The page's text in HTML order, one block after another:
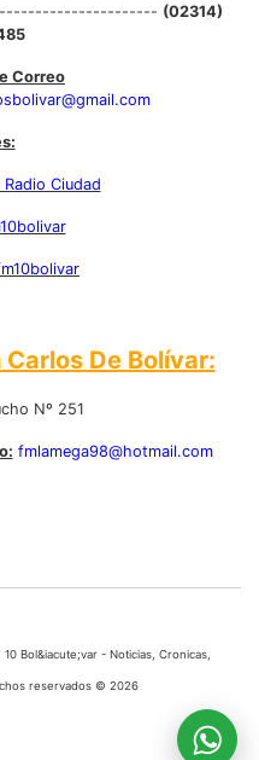
(02314)
Correo
Radio Ciudad
De Bolívar:
Nº 251
fmlamega98@hotmail.com
10 Bol&iacute;var - Noticias, Cronicas,
reservados © 2026